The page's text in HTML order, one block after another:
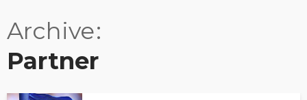
Archive
Partner